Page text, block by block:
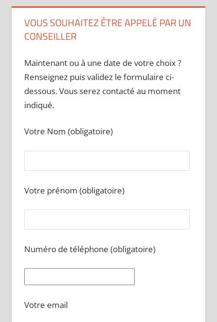
VOUS SOUHAITEZ ÊTRE APPELÉ PAR UN
CONSEILLER
Maintenant ou à une date de votre choix ?
Renseignez puis validez le formulaire ci-
dessous. Vous serez contacté au moment
indiqué.
Votre Nom (obligatoire)
Votre prénom (obligatoire)
Numéro de téléphone (obligatoire)
Votre email